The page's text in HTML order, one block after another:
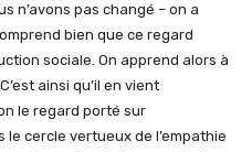
n’avons pas changé – on a
bien que ce regard
sociale. On apprend alors à
ainsi qu’il en vient
le regard porté sur
le cercle vertueux de l’empathie